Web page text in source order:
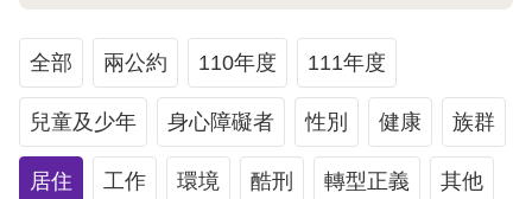
人
權
業
務
全部 兩公約 110年度 111年度
兒童及少年 身心障礙者 性別 健康 族群
居住 工作 環境 酷刑 轉型正義 其他